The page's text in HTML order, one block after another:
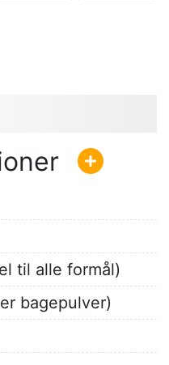
til alle formål)
bagepulver)